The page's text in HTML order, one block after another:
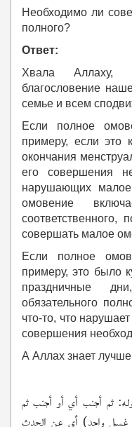
Необходимо ли
полного?
Ответ:
Хвала
благословение
семье и всем
Если полное
примеру, если это
окончания
его совершения
нарушающих
омовение
соответственного,
совершать малое
Если полное
примеру, это было
праздничные
обязательного
что-то, что
совершения
А Аллах знает
ثم أجنب أي أو أجنب ثم
غسل واحد) أي عن الحدث